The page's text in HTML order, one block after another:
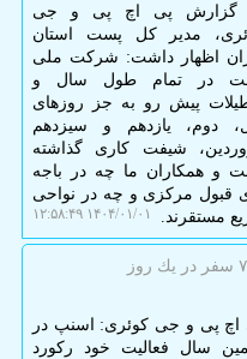
گزارش پی اچ پی و جی
مدیر کل پست استان
اظهار داشت: شرکت ملی
در تمام طول سال و
پیش رو به جز روزهای
دوم، یازدهم و سیزدهم
شیفت کاری گذاشته
و همکاران ما چه در باجه
قبول مرکزی و چه در نواحی
مستقرند.
۱۴۰۴/۰۱/۰۱ ۱۲:۵۸:۴۹
اچ پی و جی کوئری: اسنپ در
سال فعالیت خود رکورد